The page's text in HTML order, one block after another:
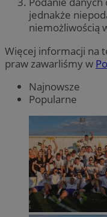
jednakże
niemożliwością
Więcej informacji na
praw zawarliśmy w
Najnowsze
Popularne